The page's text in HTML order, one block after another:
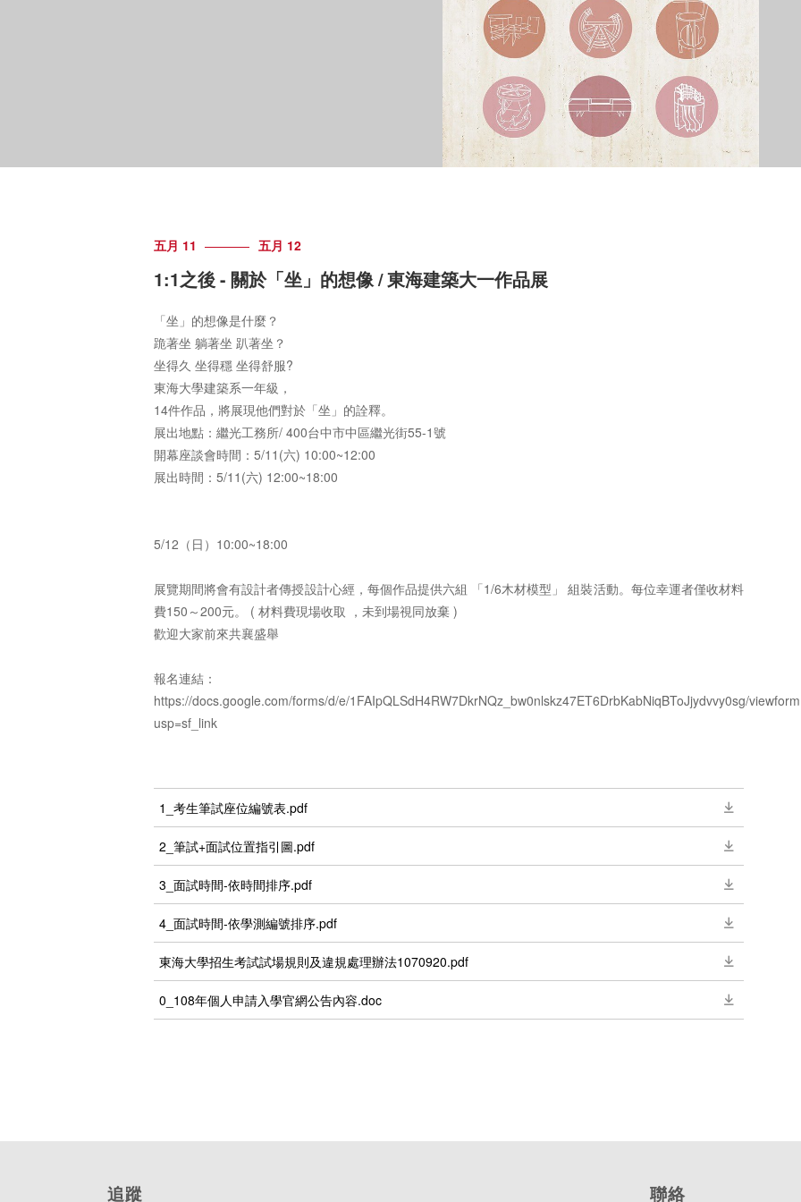
五月 11 五月 12
1:1之後 - 關於「坐」的想像 / 東海建築大一作品展
「坐」的想像是什麼？
跪著坐 躺著坐 趴著坐？
坐得久 坐得穩 坐得舒服?
東海大學建築系一年級，
14件作品，將展現他們對於「坐」的詮釋。
展出地點：繼光工務所/ 400台中市中區繼光街55-1號
開幕座談會時間：5/11(六) 10:00~12:00
展出時間：5/11(六) 12:00~18:00
5/12（日）10:00~18:00
展覽期間將會有設計者傳授設計心經，每個作品提供六組 「1/6木材模型」 組裝活動。每位幸運者僅收材料
費150～200元。 ( 材料費現場收取 ，未到場視同放棄 )
歡迎大家前來共襄盛舉
報名連結：
https://docs.google.com/forms/d/e/1FAIpQLSdH4RW7DkrNQz_bw0nlskz47ET6DrbKabNiqBToJjydvvy0sg/
usp=sf_link
1_考生筆試座位編號表.pdf
2_筆試+面試位置指引圖.pdf
3_面試時間-依時間排序.pdf
4_面試時間-依學測編號排序.pdf
東海大學招生考試試場規則及違規處理辦法1070920.pdf
0_108年個人申請入學官網公告內容.doc
追蹤 聯絡